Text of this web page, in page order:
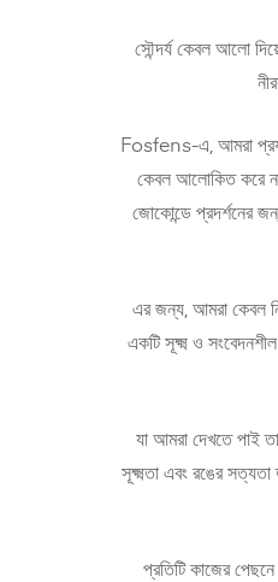
সৌন্দর্য কেবল আলো
Fosfens-এ, আমরা
কেবল আলোকিত করে
জোকোন্ডে প্রদর্শনের
এর জন্য, আমরা কেবল
একটি সূক্ষ্ম ও
যা আমরা দেখতে
সূক্ষ্মতা এবং রঙের
প্রতিটি কাজের